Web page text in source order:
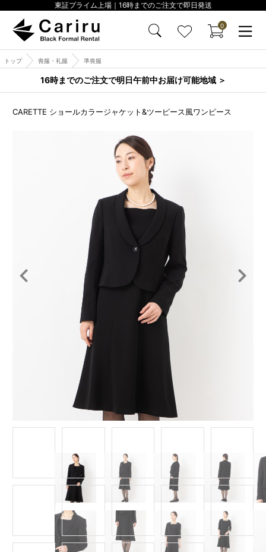
東証プライム上場｜16時までのご注文で即日発送
0
トップ 喪服・礼服 準喪服
16時までのご注文で明日午前中お届け可能地域 ＞
CARETTE ショールカラージャケット&ツーピース風ワンピース